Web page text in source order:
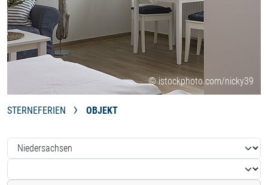
© istockphoto.com/nicky39
STERNEFERIEN OBJEKT